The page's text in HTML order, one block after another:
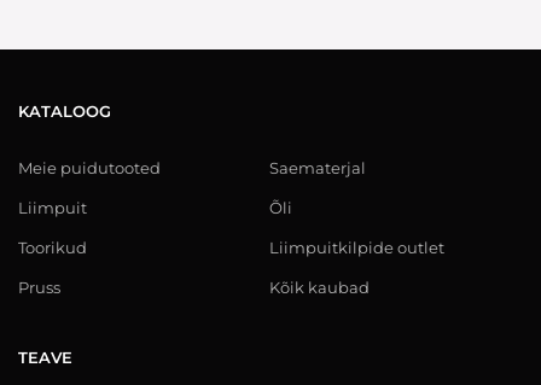
KATALOOG
Meie puidutooted
Liimpuit
Toorikud
Pruss
Saematerjal
Õli
Liimpuitkilpide outlet
Kõik kaubad
TEAVE